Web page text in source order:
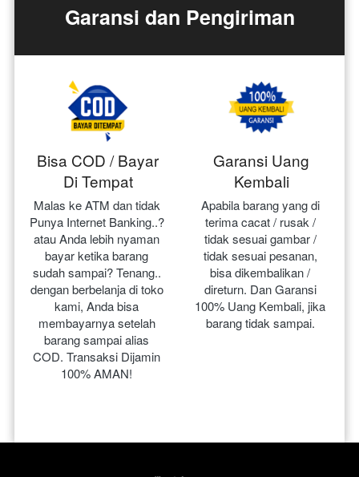
Garansi dan Pengiriman
Bisa COD / Bayar
Di Tempat
Malas ke ATM dan tidak
Punya Internet Banking..?
atau Anda lebih nyaman
bayar ketika barang
sudah sampai? Tenang..
dengan berbelanja di toko
kami, Anda bisa
membayarnya setelah
barang sampai alias
COD. Transaksi Dijamin
100% AMAN!
Garansi Uang
Kembali
Apabila barang yang di
terima cacat / rusak /
tidak sesuai gambar /
tidak sesuai pesanan,
bisa dikembalikan /
direturn. Dan Garansi
100% Uang Kembali, jika
barang tidak sampai.